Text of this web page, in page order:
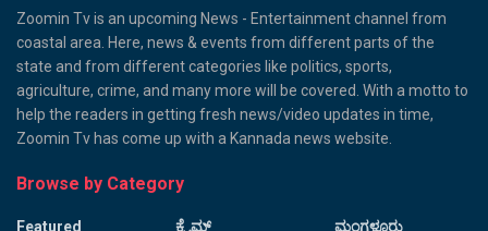
Zoomin Tv is an upcoming News - Entertainment channel from
coastal area. Here, news & events from different parts of the
state and from different categories like politics, sports,
agriculture, crime, and many more will be covered. With a motto to
help the readers in getting fresh news/video updates in time,
Zoomin Tv has come up with a Kannada news website.
Browse by Category
Featured
ಕ್ರೈಮ್ ಮಂಗಳೂರು